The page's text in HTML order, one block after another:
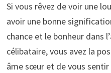
Si vous rêvez de voir une
avoir une bonne
chance et le bonheur dans
célibataire, vous avez la
âme sœur et de vous sentir